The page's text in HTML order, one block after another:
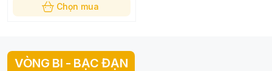
Chọn mua
VÒNG BI - BẠC ĐẠN